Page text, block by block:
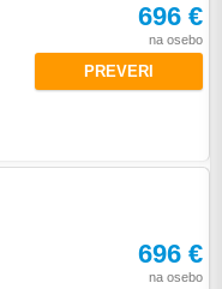
696 €
na osebo
PREVERI
696 €
na osebo